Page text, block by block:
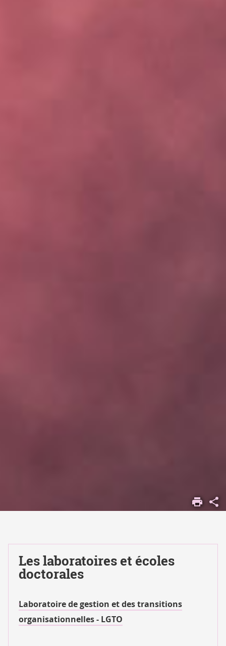
GESTION ET
Les laboratoires et écoles
doctorales
Laboratoire de gestion et des transitions
organisationnelles - LGTO